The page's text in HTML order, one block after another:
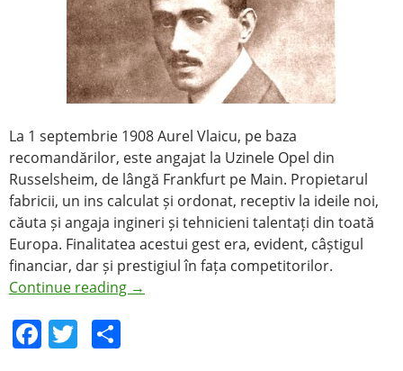
La 1 septembrie 1908 Aurel Vlaicu, pe baza
recomandărilor, este angajat la Uzinele Opel din
Russelsheim, de lângă Frankfurt pe Main. Propietarul
fabricii, un ins calculat și ordonat, receptiv la ideile noi,
căuta și angaja ingineri și tehnicieni talentați din toată
Europa. Finalitatea acestui gest era, evident, câștigul
financiar, dar și prestigiul în fața competitorilor.
Continue reading →
F T